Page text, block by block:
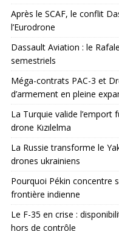
Après le SCAF, le conflit
l’Eurodrone
Dassault Aviation : le
semestriels
Méga-contrats PAC-3 et
d’armement en pleine
La Turquie valide l’emport
drone Kızılelma
La Russie transforme le
drones ukrainiens
Pourquoi Pékin concentre
frontière indienne
Le F-35 en crise :
hors de contrôle